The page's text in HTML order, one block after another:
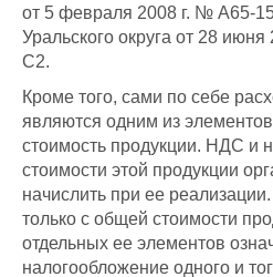
от 5 февраля 2008 г. № А65-
Уральского округа от 28
С2.
Кроме того, сами по себе
являются одним из
стоимость продукции. НДС и
стоимости этой продукции
начислить при ее
только с общей стоимости
отдельных ее элементов
налогообложение одного и